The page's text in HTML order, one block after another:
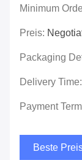
Minimum
Preis:
Packaging
Delivery Time:
Payment
Beste